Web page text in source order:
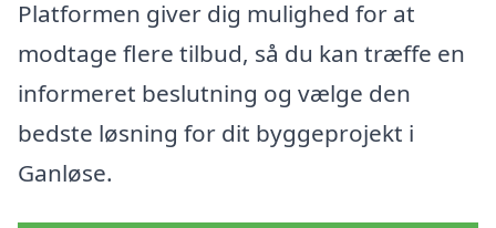
Platformen giver dig mulighed for at
modtage flere tilbud, så du kan træffe en
informeret beslutning og vælge den
bedste løsning for dit byggeprojekt i
Ganløse.